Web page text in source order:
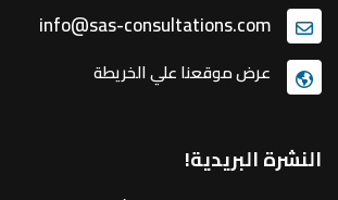
info@sas-consultations.com
عرض موقعنا علي الخريطة
النشرة البريدية!